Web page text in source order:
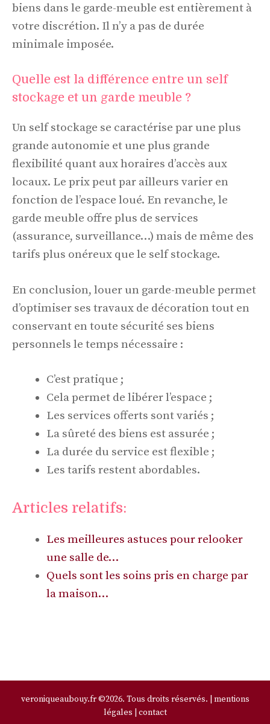
biens dans le garde-meuble est entièrement à
votre discrétion. Il n’y a pas de durée
minimale imposée.
Quelle est la différence entre un self
stockage et un garde meuble ?
Un self stockage se caractérise par une plus
grande autonomie et une plus grande
flexibilité quant aux horaires d’accès aux
locaux. Le prix peut par ailleurs varier en
fonction de l’espace loué. En revanche, le
garde meuble offre plus de services
(assurance, surveillance…) mais de même des
tarifs plus onéreux que le self stockage.
En conclusion, louer un garde-meuble permet
d’optimiser ses travaux de décoration tout en
conservant en toute sécurité ses biens
personnels le temps nécessaire :
C’est pratique ;
Cela permet de libérer l’espace ;
Les services offerts sont variés ;
La sûreté des biens est assurée ;
La durée du service est flexible ;
Les tarifs restent abordables.
Articles relatifs:
Les meilleures astuces pour relooker
une salle de…
Quels sont les soins pris en charge par
la maison…
veroniqueaubouy.fr ©2026. Tous droits réservés. | mentions
légales
contact